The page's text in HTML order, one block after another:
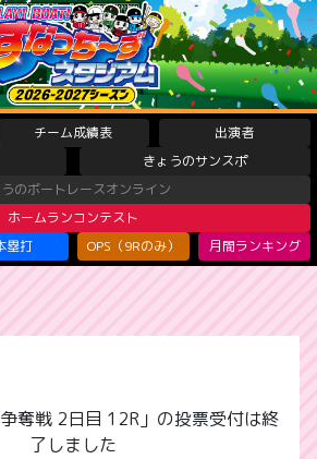
チーム成績表
出演者
きょうのサンスポ
のボートレースオンライン
ホームランコンテスト
塁打 OPS（9Rのみ） 月間ランキング
奪戦 2日目 12R」の投票受付は終
了しました